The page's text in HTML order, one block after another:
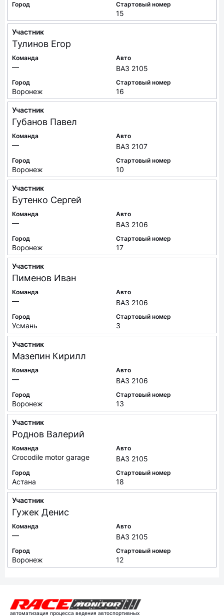
Город Стартовый номер
15
Участник
Тулинов Егор
Команда
—
Авто
ВАЗ 2105
Город
Воронеж
Стартовый номер
16
Участник
Губанов Павел
Команда
—
Авто
ВАЗ 2107
Город
Воронеж
Стартовый номер
10
Участник
Бутенко Сергей
Команда
—
Авто
ВАЗ 2106
Город
Воронеж
Стартовый номер
17
Участник
Пименов Иван
Команда
—
Авто
ВАЗ 2106
Город
Усмань
Стартовый номер
3
Участник
Мазепин Кирилл
Команда
—
Авто
ВАЗ 2106
Город
Воронеж
Стартовый номер
13
Участник
Роднов Валерий
Команда
Crocodile motor garage
Авто
ВАЗ 2105
Город
Астана
Стартовый номер
18
Участник
Гужек Денис
Команда
—
Авто
ВАЗ 2105
Город
Воронеж
Стартовый номер
12
автоматизация процесса ведения автоспортивных